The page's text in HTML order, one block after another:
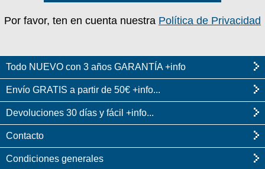
Por favor, ten en cuenta nuestra Política de Privacidad
Todo NUEVO con 3 años GARANTÍA +info
Envío GRATIS a partir de 50€ +info...
Devoluciones 30 días y fácil +info...
Contacto
Condiciones generales